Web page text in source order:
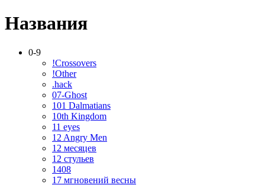
Названия
0-9
!Crossovers
!Other
.hack
07-Ghost
101 Dalmatians
10th Kingdom
11 eyes
12 Angry Men
12 месяцев
12 стульев
1408
17 мгновений весны